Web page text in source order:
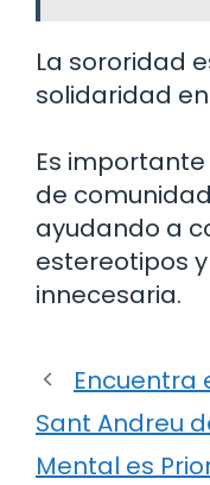
La sororidad
solidaridad
Es
de
ayudando a
estereotipos
innecesaria.
Encuentra
Sant Andreu
Mental es